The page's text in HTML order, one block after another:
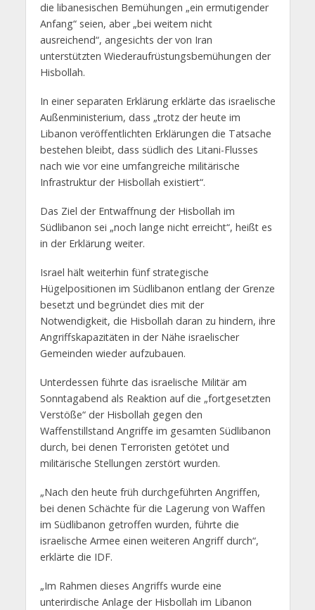
die libanesischen Bemühungen „ein ermutigender
Anfang“ seien, aber „bei weitem nicht
ausreichend“, angesichts der von Iran
unterstützten Wiederaufrüstungsbemühungen der
Hisbollah.
In einer separaten Erklärung erklärte das israelische
Außenministerium, dass „trotz der heute im
Libanon veröffentlichten Erklärungen die Tatsache
bestehen bleibt, dass südlich des Litani-Flusses
nach wie vor eine umfangreiche militärische
Infrastruktur der Hisbollah existiert“.
Das Ziel der Entwaffnung der Hisbollah im
Südlibanon sei „noch lange nicht erreicht“, heißt es
in der Erklärung weiter.
Israel hält weiterhin fünf strategische
Hügelpositionen im Südlibanon entlang der Grenze
besetzt und begründet dies mit der
Notwendigkeit, die Hisbollah daran zu hindern, ihre
Angriffskapazitäten in der Nähe israelischer
Gemeinden wieder aufzubauen.
Unterdessen führte das israelische Militär am
Sonntagabend als Reaktion auf die „fortgesetzten
Verstöße“ der Hisbollah gegen den
Waffenstillstand Angriffe im gesamten Südlibanon
durch, bei denen Terroristen getötet und
militärische Stellungen zerstört wurden.
„Nach den heute früh durchgeführten Angriffen,
bei denen Schächte für die Lagerung von Waffen
im Südlibanon getroffen wurden, führte die
israelische Armee einen weiteren Angriff durch“,
erklärte die IDF.
„Im Rahmen dieses Angriffs wurde eine
unterirdische Anlage der Hisbollah im Libanon